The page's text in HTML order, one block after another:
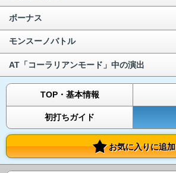
ボーナス
モンスーノバトル
AT「コーラリアンモード」中の演出
TOP・基本情報
初打ちガイド
お気に入りに追加